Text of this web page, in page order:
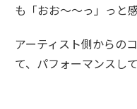
も「おお～～っ」っと
アーティスト側からの
て、パフォーマンスし